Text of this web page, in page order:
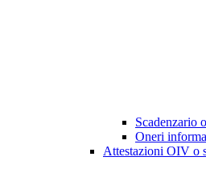
Scadenzario
Oneri
Attestazioni OIV o